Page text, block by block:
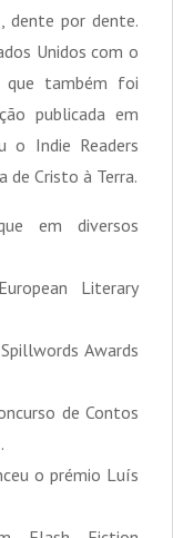
dente por dente.
Unidos com o
que também foi
publicada em
o Indie Readers
de Cristo à Terra.
em diversos
Literary
Awards
de Contos
o prémio Luís